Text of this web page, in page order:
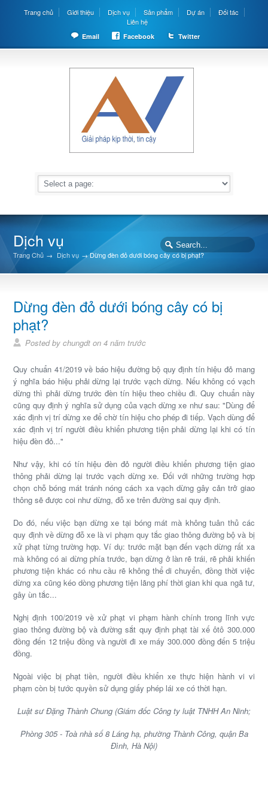
Trang chủ Giới thiệu Dịch vụ Sản phẩm Dự án
Đối tác
Liên hệ
Email Facebook Twitter
Dịch vụ
Trang Chủ → Dịch vụ →Dừng đèn đỏ dưới bóng cây có bị phạt?
Dừng đèn đỏ dưới bóng cây có bị
phạt?
Posted by chungdt on 4 năm trước
Quy chuẩn 41/2019 về báo hiệu đường bộ quy định tín hiệu đỏ mang
ý nghĩa báo hiệu phải dừng lại trước vạch dừng. Nếu không có vạch
dừng thì phải dừng trước đèn tín hiệu theo chiều đi. Quy chuẩn này
cũng quy định ý nghĩa sử dụng của vạch dừng xe như sau: "Dùng để
xác định vị trí dừng xe để chờ tín hiệu cho phép đi tiếp. Vạch dùng để
xác định vị trí người điều khiển phương tiện phải dừng lại khi có tín
hiệu đèn đỏ..."
Như vậy, khi có tín hiệu đèn đỏ người điều khiển phương tiện giao
thông phải dừng lại trước vạch dừng xe. Đối với những trường hợp
chọn chỗ bóng mát tránh nóng cách xa vạch dừng gây cản trở giao
thông sẽ được coi như dừng, đỗ xe trên đường sai quy định.
Do đó, nếu việc bạn dừng xe tại bóng mát mà không tuân thủ các
quy định về dừng đỗ xe là vi phạm quy tắc giao thông đường bộ và bị
xử phạt từng trường hợp. Ví dụ: trước mặt bạn đến vạch dừng rất xa
mà không có ai dừng phía trước, bạn dừng ở làn rẽ trái, rẽ phải khiến
phương tiện khác có nhu cầu rẽ không thể di chuyển, đồng thời việc
dừng xa cũng kéo dòng phương tiện lãng phí thời gian khi qua ngã tư,
gây ùn tắc...
Nghị định 100/2019 về xử phạt vi phạm hành chính trong lĩnh vực
giao thông đường bộ và đường sắt quy định phạt tài xế ôtô 300.000
đồng đến 12 triệu đồng và người đi xe máy 300.000 đồng đến 5 triệu
đồng.
Ngoài việc bị phạt tiền, người điều khiển xe thực hiện hành vi vi
phạm còn bị tước quyền sử dụng giấy phép lái xe có thời hạn.
Luật sư Đặng Thành Chung (Giám đốc Công ty luật TNHH An Ninh;
Phòng 305 - Toà nhà số 8 Láng hạ, phường Thành Công, quận Ba
Đình, Hà Nội)